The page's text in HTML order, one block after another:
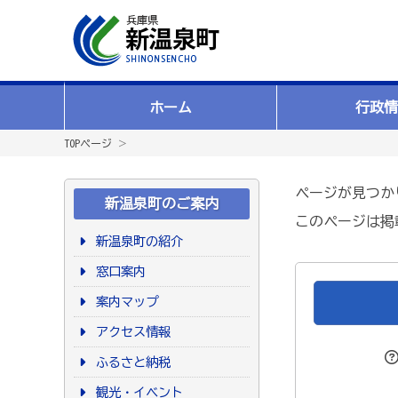
ホーム 行政
TOPページ ＞
新温泉町のご案内
新温泉町の紹介
窓口案内
案内マップ
アクセス情報
ふるさと納税
観光・イベント
ページが見つ
このページは